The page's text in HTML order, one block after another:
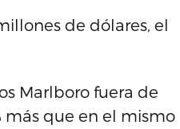
de dólares, el
Marlboro fuera de
más que en el mismo